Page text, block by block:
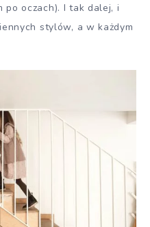
po oczach). I tak dalej, i
stylów, a w każdym